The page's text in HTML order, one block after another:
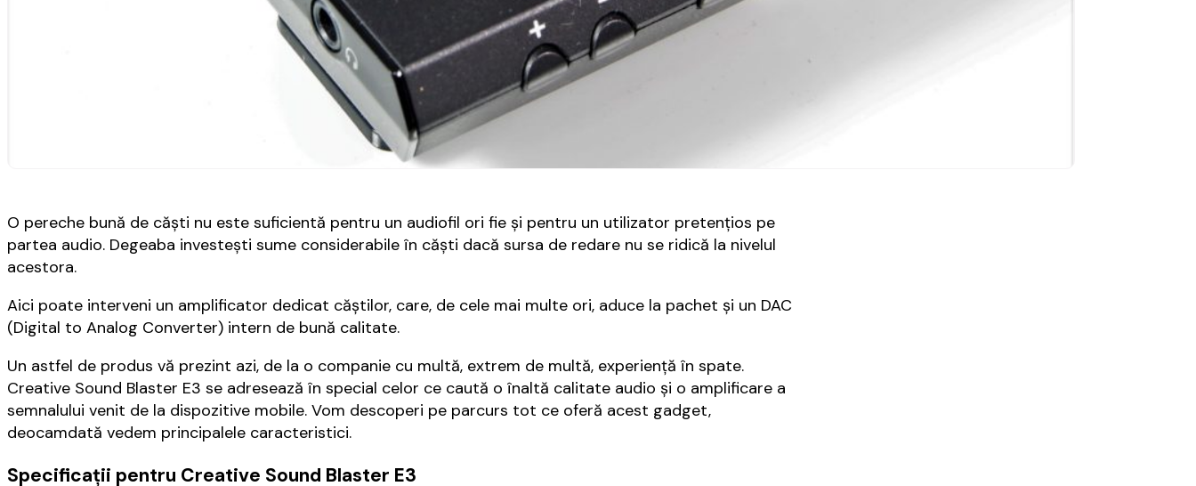
O pereche bună de căști nu este suficientă pentru un audiofil ori fie și pentru un utilizator pretențios pe
partea audio. Degeaba investești sume considerabile în căști dacă sursa de redare nu se ridică la nivelul
acestora.
Aici poate interveni un amplificator dedicat căștilor, care, de cele mai multe ori, aduce la pachet și un DAC
(Digital to Analog Converter) intern de bună calitate.
Un astfel de produs vă prezint azi, de la o companie cu multă, extrem de multă, experiență în spate.
Creative Sound Blaster E3 se adresează în special celor ce caută o înaltă calitate audio și o amplificare a
semnalului venit de la dispozitive mobile. Vom descoperi pe parcurs tot ce oferă acest gadget,
deocamdată vedem principalele caracteristici.
Specificații pentru Creative Sound Blaster E3